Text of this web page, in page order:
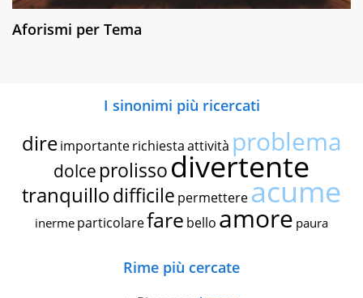
Aforismi per Tema
I sinonimi più ricercati
dire importante richiestaattività problema
dolce prolissodivertente
tranquillodifficile permettereacume
inerme particolarefare bello amore paura
Rime più cercate